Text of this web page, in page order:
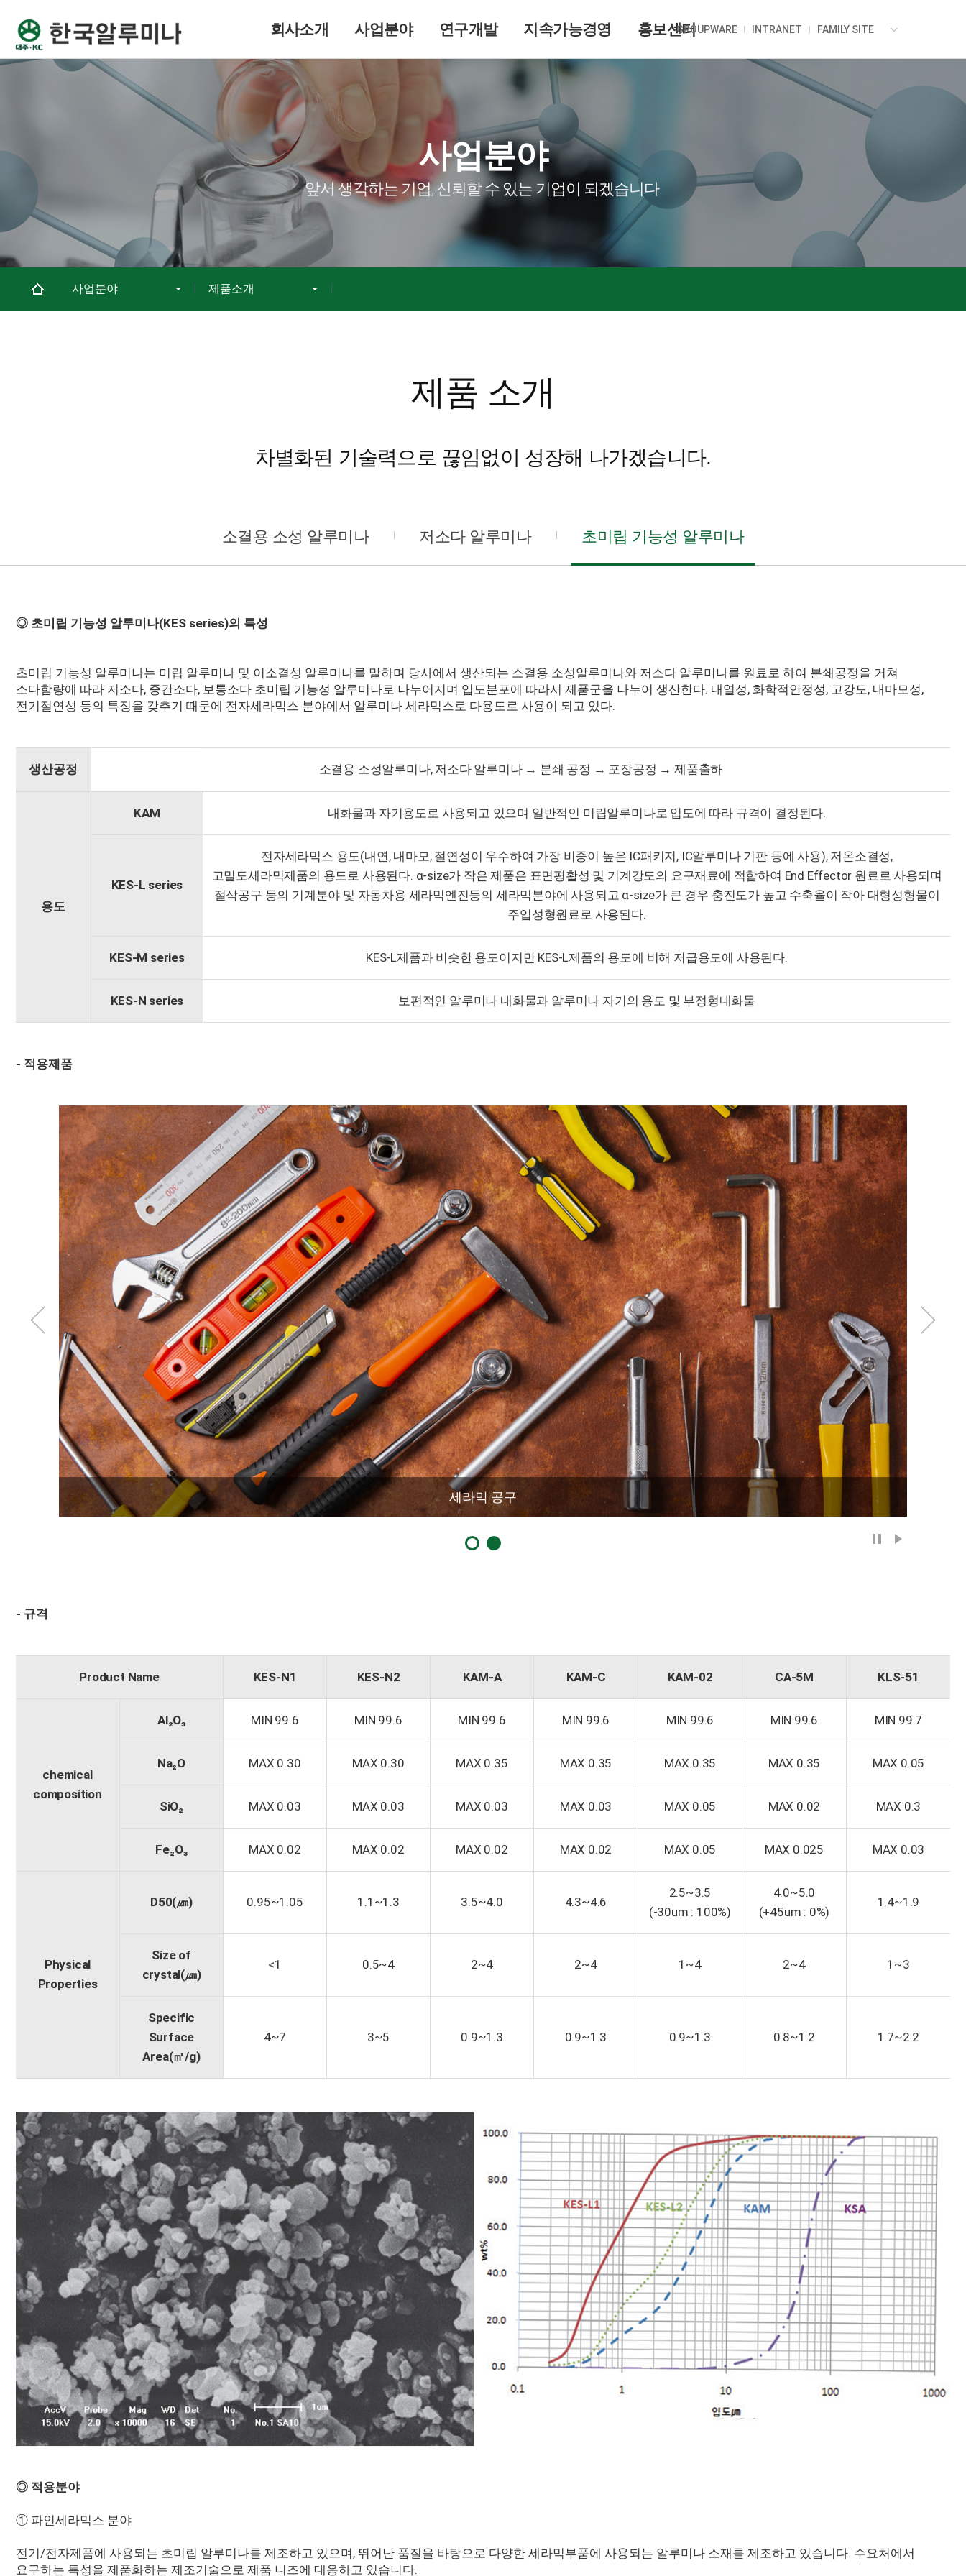
회사소개 사업분야 연구개발 지속가능경영 홍보센터GROUPWARE INTRANET FAMILY SITE
사업분야
앞서 생각하는 기업, 신뢰할 수 있는 기업이 되겠습니다.
사업분야 제품소개
제품 소개
차별화된 기술력으로 끊임없이 성장해 나가겠습니다.
소결용 소성 알루미나 저소다 알루미나 초미립 기능성 알루미나
◎ 초미립 기능성 알루미나(KES series)의 특성
초미립 기능성 알루미나는 미립 알루미나 및 이소결성 알루미나를 말하며 당사에서 생산되는 소결용 소성알루미나와 저소다 알루미나를 원료로 하여 분쇄공정을 거쳐
소다함량에 따라 저소다, 중간소다, 보통소다 초미립 기능성 알루미나로 나누어지며 입도분포에 따라서 제품군을 나누어 생산한다. 내열성, 화학적안정성, 고강도, 내마모성,
전기절연성 등의 특징을 갖추기 때문에 전자세라믹스 분야에서 알루미나 세라믹스로 다용도로 사용이 되고 있다.
생산공정 소결용 소성알루미나, 저소다 알루미나 → 분쇄 공정 → 포장공정 → 제품출하
용도
KAM 내화물과 자기용도로 사용되고 있으며 일반적인 미립알루미나로 입도에 따라 규격이 결정된다.
KES-L series
전자세라믹스 용도(내연, 내마모, 절연성이 우수하여 가장 비중이 높은 IC패키지, IC알루미나 기판 등에 사용), 저온소결성,
고밀도세라믹제품의 용도로 사용된다. α-size가 작은 제품은 표면평활성 및 기계강도의 요구재료에 적합하여 End Effector 원료로 사용되며
절삭공구 등의 기계분야 및 자동차용 세라믹엔진등의 세라믹분야에 사용되고 α-size가 큰 경우 충진도가 높고 수축율이 작아 대형성형물이
주입성형원료로 사용된다.
KES-M series KES-L제품과 비슷한 용도이지만 KES-L제품의 용도에 비해 저급용도에 사용된다.
KES-N series 보편적인 알루미나 내화물과 알루미나 자기의 용도 및 부정형내화물
- 적용제품
세라믹 공구
- 규격
Product Name KES-N1 KES-N2 KAM-A KAM-C KAM-02 CA-5M KLS-51
chemical
composition
Al₂O₃ MIN 99.6 MIN 99.6 MIN 99.6 MIN 99.6 MIN 99.6 MIN 99.6 MIN 99.7
Na₂O MAX 0.30 MAX 0.30 MAX 0.35 MAX 0.35 MAX 0.35 MAX 0.35 MAX 0.05
SiO₂ MAX 0.03 MAX 0.03 MAX 0.03 MAX 0.03 MAX 0.05 MAX 0.02 MAX 0.3
Fe₂O₃ MAX 0.02 MAX 0.02 MAX 0.02 MAX 0.02 MAX 0.05 MAX 0.025 MAX 0.03
Physical
Properties
D50(㎛) 0.95~1.05 1.1~1.3 3.5~4.0 4.3~4.6
2.5~3.5
(-30um : 100%)
4.0~5.0
(+45um : 0%)
1.4~1.9
Size of
crystal(㎛)
<1 0.5~4 2~4 2~4 1~4 2~4 1~3
Specific
Surface
Area(㎡/g)
4~7 3~5 0.9~1.3 0.9~1.3 0.9~1.3 0.8~1.2 1.7~2.2
◎ 적용분야
① 파인세라믹스 분야
전기/전자제품에 사용되는 초미립 알루미나를 제조하고 있으며, 뛰어난 품질을 바탕으로 다양한 세라믹부품에 사용되는 알루미나 소재를 제조하고 있습니다. 수요처에서
요구하는 특성을 제품화하는 제조기술으로 제품 니즈에 대응하고 있습니다.